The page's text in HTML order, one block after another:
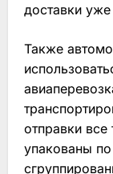
доставки
Также
отправки
упакованы